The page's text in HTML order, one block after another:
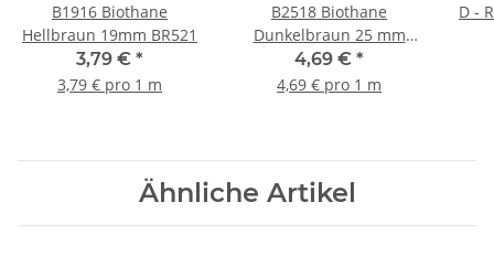
B1916 Biothane
Hellbraun 19mm BR521
3,79 € *
3,79 € pro 1 m
B2518 Biothane
Dunkelbraun 25 mm
BR523
4,69 € *
4,69 € pro 1 m
D -
Ähnliche Artikel